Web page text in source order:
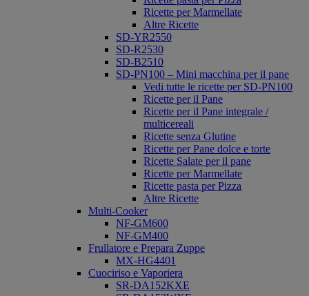
Ricette per Marmellate
Altre Ricette
SD-YR2550
SD-R2530
SD-B2510
SD-PN100 – Mini macchina per il pane
Vedi tutte le ricette per SD-PN100
Ricette per il Pane
Ricette per il Pane integrale /
multicereali
Ricette senza Glutine
Ricette per Pane dolce e torte
Ricette Salate per il pane
Ricette per Marmellate
Ricette pasta per Pizza
Altre Ricette
Multi-Cooker
NF-GM600
NF-GM400
Frullatore e Prepara Zuppe
MX-HG4401
Cuociriso e Vaporiera
SR-DA152KXE